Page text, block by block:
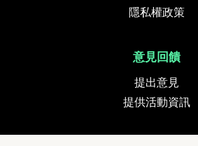
隱私權政策
意見回饋
提出意見
提供活動資訊